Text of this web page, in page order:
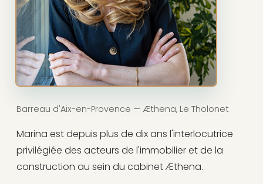
Barreau d'Aix-en-Provence — Æthena, Le Tholonet
Marina est depuis plus de dix ans l'interlocutrice
privilégiée des acteurs de l'immobilier et de la
construction au sein du cabinet Æthena.